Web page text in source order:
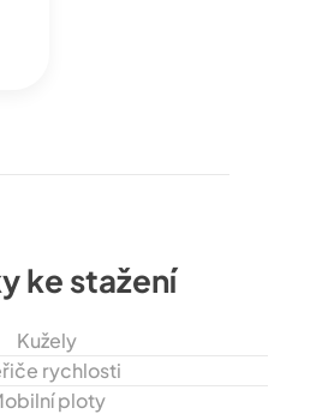
ke stažení
Kužely
rychlosti
ploty